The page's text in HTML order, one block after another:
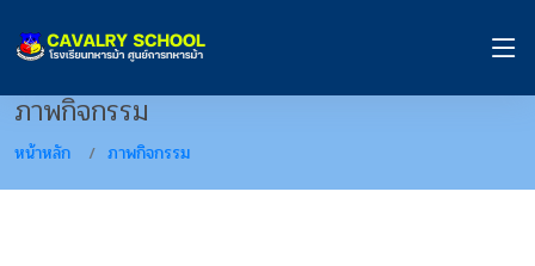
ภาพกิจกรรม
หน้าหลัก ภาพกิจกรรม